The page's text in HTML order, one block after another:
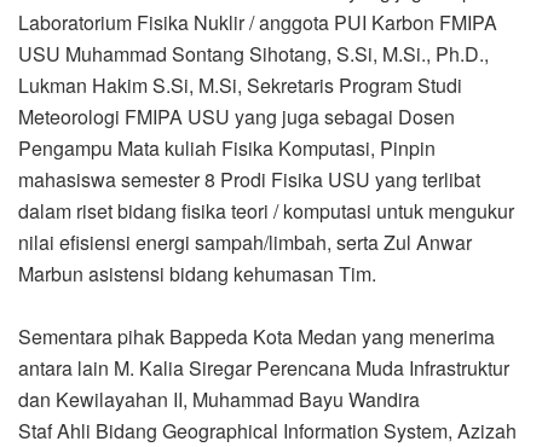
Laboratorium Fisika Nuklir / anggota PUI Karbon FMIPA
USU Muhammad Sontang Sihotang, S.Si, M.Si., Ph.D.,
Lukman Hakim S.Si, M.Si, Sekretaris Program Studi
Meteorologi FMIPA USU yang juga sebagai Dosen
Pengampu Mata kuliah Fisika Komputasi, Pinpin
mahasiswa semester 8 Prodi Fisika USU yang terlibat
dalam riset bidang fisika teori / komputasi untuk mengukur
nilai efisiensi energi sampah/limbah, serta Zul Anwar
Marbun asistensi bidang kehumasan Tim.
Sementara pihak Bappeda Kota Medan yang menerima
antara lain M. Kalia Siregar Perencana Muda Infrastruktur
dan Kewilayahan II, Muhammad Bayu Wandira
Staf Ahli Bidang Geographical Information System, Azizah